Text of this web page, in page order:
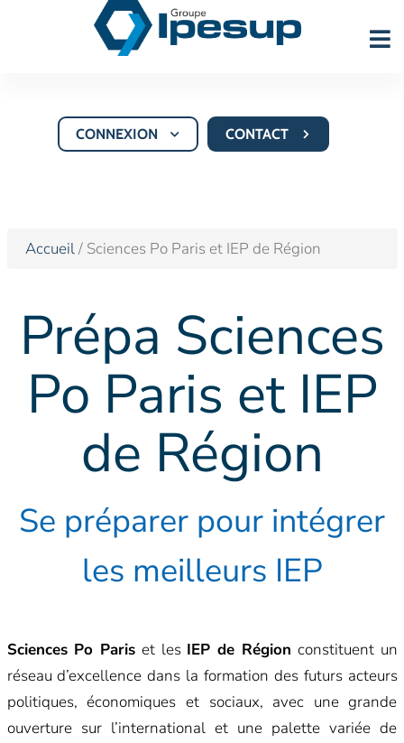
CONTACT
CONNEXION
Accueil/ Sciences Po Paris et IEP de Région
Prépa Sciences
Po Paris et IEP
de Région
Se préparer pour intégrer
les meilleurs IEP
Sciences Po Paris et les IEP de Région constituent un
réseau d’excellence dans la formation des futurs acteurs
politiques, économiques et sociaux, avec une grande
ouverture sur l’international et une palette variée de